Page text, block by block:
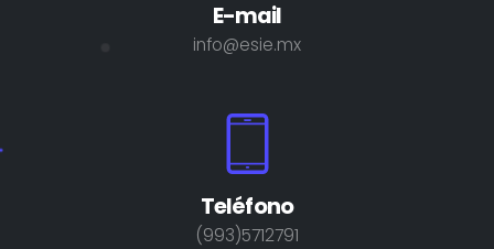
E-mail
info@esie.mx
Teléfono
(993)5712791